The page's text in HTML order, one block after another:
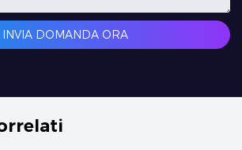
INVIA DOMANDA ORA